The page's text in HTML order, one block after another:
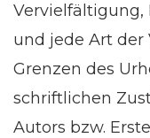
Vervielfältigung,
und jede Art
Grenzen des
schriftlichen
Autors bzw.